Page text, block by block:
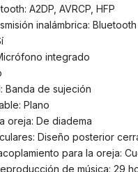
A2DP, AVRCP, HFP
inalámbrica: Bluetooth
integrado
Banda de sujeción
Plano
oreja: De diadema
Diseño posterior
para la oreja:
de música: 29